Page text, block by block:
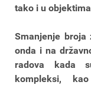
tako i u
Smanjenje broja
onda i na
radova kada
kompleksi,